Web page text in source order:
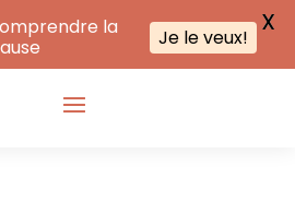
la
Je le veux! X